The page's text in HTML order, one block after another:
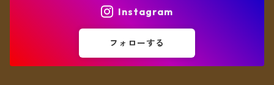
Instagram
フォローする